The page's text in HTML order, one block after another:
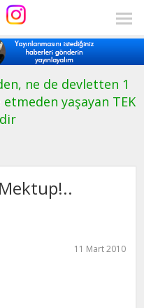
ne de devletten 1
yaşayan TEK
11 Mart 2010